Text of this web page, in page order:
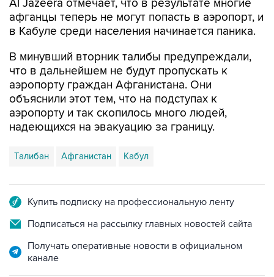
в Кабуле среди населения начинается паника.
В минувший вторник талибы предупреждали,
аэропорту граждан Афганистана. Они
объяснили этот тем, что на подступах к
аэропорту и так скопилось много людей,
надеющихся на эвакуацию за границу.
Талибан Афганистан Кабул
Подписаться на рассылку главных новостей сайта
Получать оперативные новости в официальном